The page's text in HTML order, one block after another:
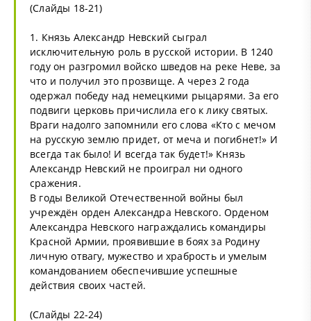
(Слайды 18-21)
1. Князь Александр Невский сыграл
исключительную роль в русской истории. В 1240
году он разгромил войско шведов на реке Неве, за
что и получил это прозвище. А через 2 года
одержал победу над немецкими рыцарями. За его
подвиги церковь причислила его к лику святых.
Враги надолго запомнили его слова «Кто с мечом
на русскую землю придет, от меча и погибнет!» И
всегда так было! И всегда так будет!» Князь
Александр Невский не проиграл ни одного
сражения.
В годы Великой Отечественной войны был
учреждён орден Александра Невского. Орденом
Александра Невского награждались командиры
Красной Армии, проявившие в боях за Родину
личную отвагу, мужество и храбрость и умелым
командованием обеспечившие успешные
действия своих частей.
(Слайды 22-24)